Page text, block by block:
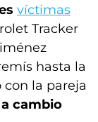
víctimas
Tracker
hasta la
la pareja
cambio